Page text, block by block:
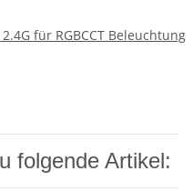
für RGBCCT Beleuchtung
folgende Artikel: